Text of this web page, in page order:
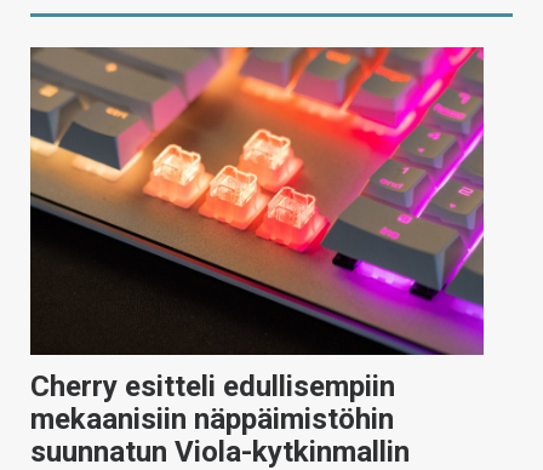
Cherry esitteli edullisempiin
mekaanisiin näppäimistöhin
suunnatun Viola-kytkinmallin